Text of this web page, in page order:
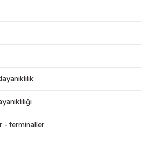
- terminaller